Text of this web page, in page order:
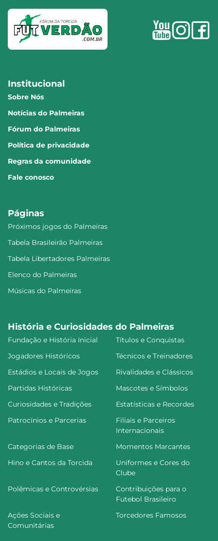
Institucional
Sobre Nós
Notícias do Palmeiras
Fórum do Palmeiras
Política de privacidade
Regras da comunidade
Fale conosco
Páginas
Próximos jogos do Palmeiras
Tabela Brasileirão Palmeiras
Tabela Libertadores Palmeiras
Elenco do Palmeiras
Músicas do Palmeiras
História e Curiosidades do Palmeiras
Fundação e História Inicial
Títulos e Conquistas
Jogadores Históricos
Técnicos e Treinadores
Estádios e Locais de Jogos
Rivalidades e Clássicos
Partidas Históricas
Mascotes e Símbolos
Curiosidades e Tradições
Estatísticas e Recordes
Patrocínios e Parcerias
Filiais e Parceiros
Internacionais
Categorias de Base
Momentos Marcantes
Hino e Cantos da Torcida
Uniformes e Cores do
Clube
Polêmicas e Controvérsias
Contribuições para o
Futebol Brasileiro
Ações Sociais e
Comunitárias
Torcedores Famosos